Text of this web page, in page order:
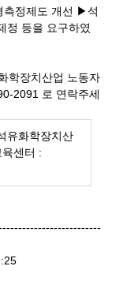
측정제도 개선 ▶석
정 등을 요구하였
학장치산업 노동자
2091 로 연락주세
유화학장치산
센터 :